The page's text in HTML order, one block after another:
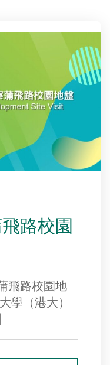
路校園
飛路校園地
（港大）